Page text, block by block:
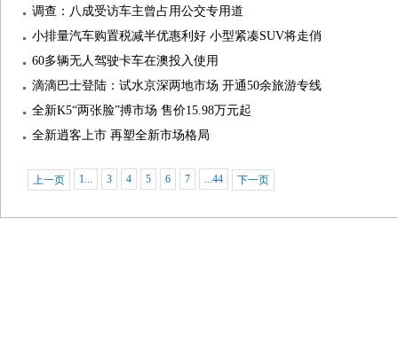
调查：八成受访车主曾占用公交专用道
小排量汽车购置税减半优惠利好 小型紧凑SUV将走俏
60多辆无人驾驶卡车在澳投入使用
滴滴巴士登陆：试水京深两地市场 开通50余旅游专线
全新K5“两张脸”搏市场 售价15.98万元起
全新逍客上市 再塑全新市场格局
上一页 1... 3 4 5 6 7 ...44 下一页